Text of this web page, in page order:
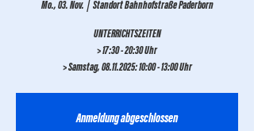
Mo., 03. Nov.
  |
Standort Bahnhofstraße Paderborn
UNTERRICHTSZEITEN
> 17:30 - 20:30 Uhr
> Samstag, 08.11.2025: 10:00 - 13:00 Uhr
Anmeldung abgeschlossen